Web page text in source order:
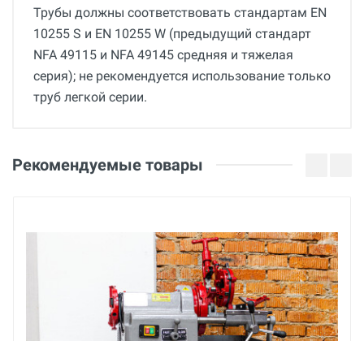
Трубы должны соответствовать стандартам ЕN
10255 S и EN 10255 W (предыдущий стандарт
NFA 49115 и NFA 49145 средняя и тяжелая
серия); не рекомендуется использование только
труб легкой серии.
0.5 кг
Оценка
Рекомендуемые товары